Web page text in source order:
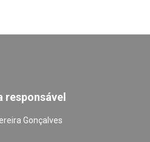
responsável
Gonçalves